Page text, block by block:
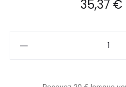
35,37 €